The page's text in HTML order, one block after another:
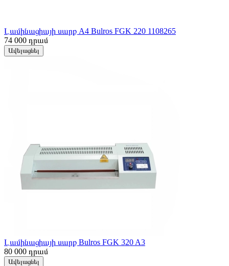
Լամինացիայի սարք A4 Bulros FGK 220 1108265
74 000 դրամ
Ավելացնել
Լամինացիայի սարք Bulros FGK 320 A3
80 000 դրամ
Ավելացնել